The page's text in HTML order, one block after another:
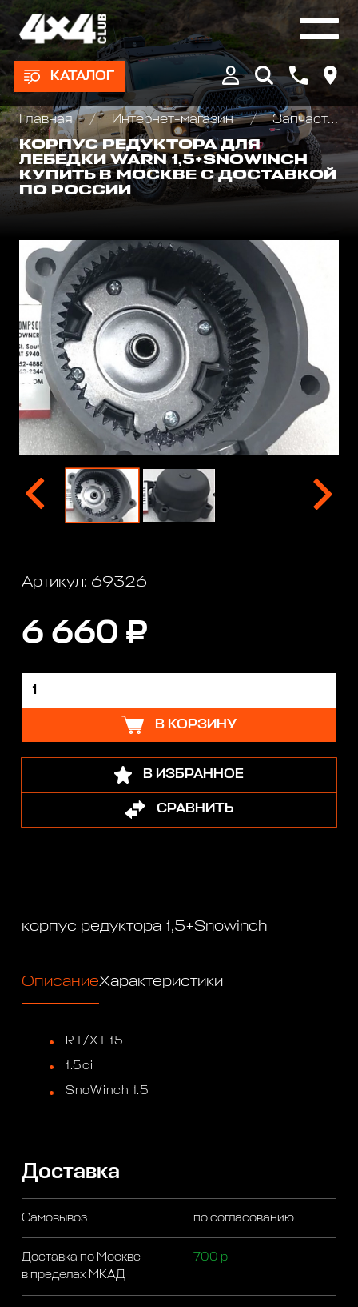
КАТАЛОГ
Главная Интернет-магазин
Запчасти и Аксессуары для лебедок
КОРПУС РЕДУКТОРА ДЛЯ
ЛЕБЕДКИ WARN 1,5+SNOWINCH
КУПИТЬ В МОСКВЕ С ДОСТАВКОЙ
ПО РОССИИ
Артикул: 69326
6 660 ₽
В КОРЗИНУ
В ИЗБРАННОЕ
СРАВНИТЬ
корпус редуктора 1,5+Snowinch
ОписаниеХарактеристики
RT/XT 15
1.5ci
SnoWinch 1.5
Доставка
Самовывоз по согласованию
Доставка по Москве
в пределах МКАД
700 р